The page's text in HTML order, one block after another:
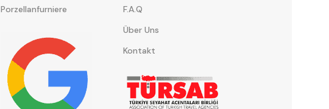
Porzellanfurniere
F.A.Q
Über Uns
Kontakt